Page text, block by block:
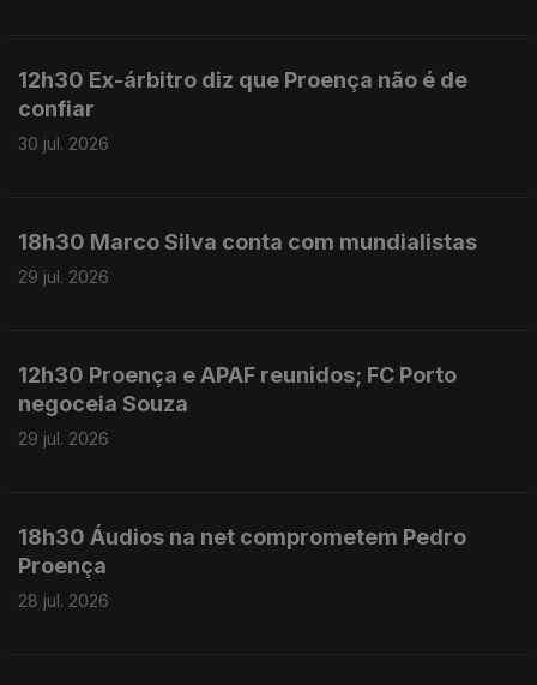
12h30 Ex-árbitro diz que Proença não é de
confiar
30 jul. 2026
18h30 Marco Silva conta com mundialistas
29 jul. 2026
12h30 Proença e APAF reunidos; FC Porto
negoceia Souza
29 jul. 2026
18h30 Áudios na net comprometem Pedro
Proença
28 jul. 2026